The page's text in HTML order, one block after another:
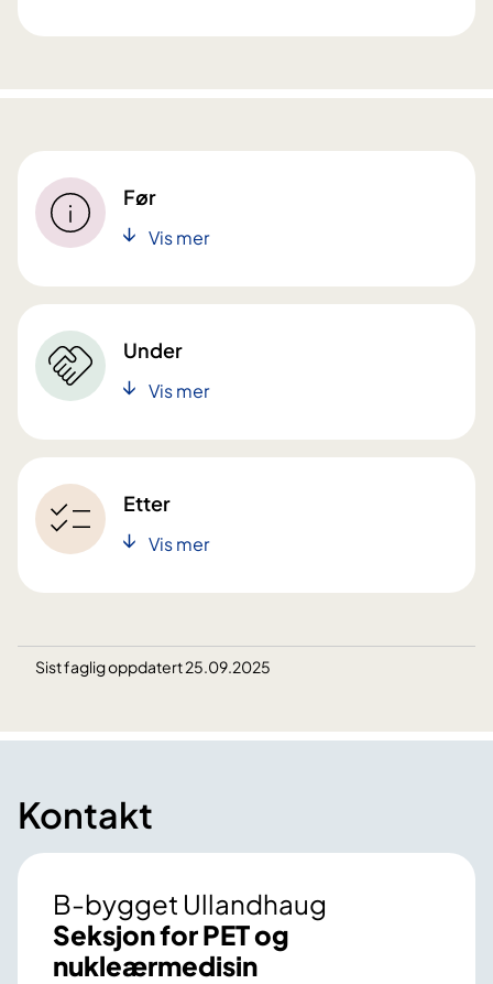
Før
Vis mer
Under
Vis mer
Etter
Vis mer
Sist faglig oppdatert 25.09.2025
Kontakt
B-bygget Ullandhaug
Seksjon for PET og
nukleærmedisin